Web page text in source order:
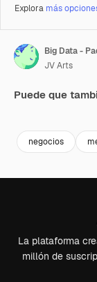
Explora más
Big Data -
JV Arts
Puede que
negocios
La plataforma
millón de